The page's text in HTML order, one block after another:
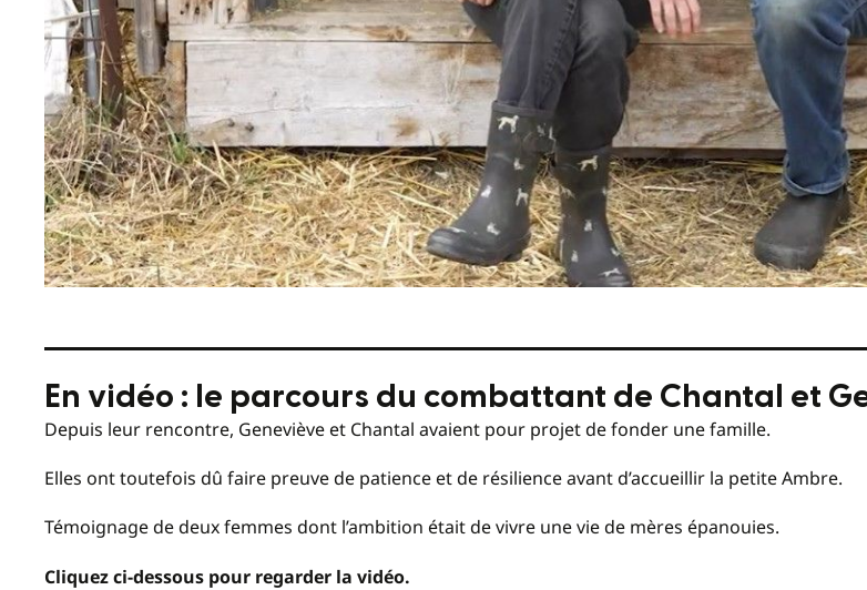
En vidéo : le parcours du combattant de Chantal et
Depuis leur rencontre, Geneviève et Chantal avaient pour projet de fonder une famille.
Elles ont toutefois dû faire preuve de patience et de résilience avant d’accueillir la petite Ambre.
Témoignage de deux femmes dont l’ambition était de vivre une vie de mères épanouies.
Cliquez ci-dessous pour regarder la vidéo.